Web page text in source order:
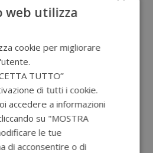
RIMEDI NATURALI
RIMEDI NATURALI
E DA VICINO A
E MICROBIOTA.
INTESTINO?
web utilizza
cookie per migliorare
TUTTO”
di tutti i cookie.
accedere a informazioni
su "MOSTRA
le tue
di acconsentire o di